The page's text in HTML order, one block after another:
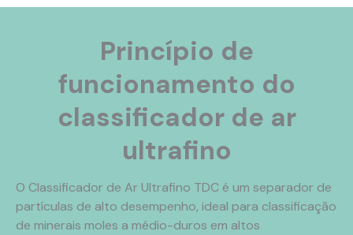
Princípio de
funcionamento do
classificador de ar
ultrafino
O Classificador de Ar Ultrafino TDC é um separador de
partículas de alto desempenho, ideal para classificação
de minerais moles a médio-duros em altos